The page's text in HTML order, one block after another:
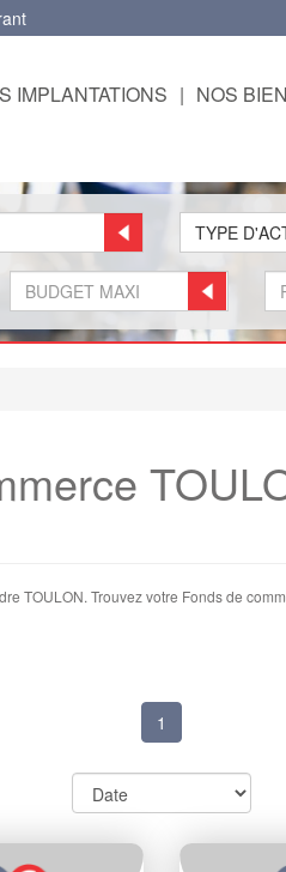
IMPLANTATIONS | NOS
TYPE
TOULON. Trouvez votre Fonds de
1